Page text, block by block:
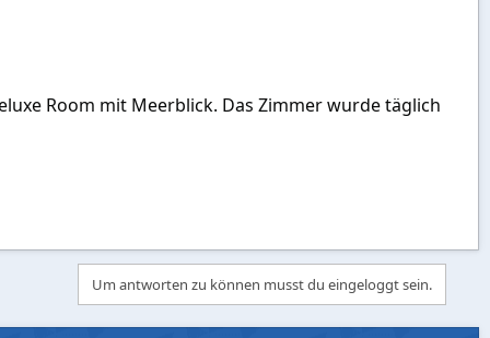
Room mit Meerblick. Das Zimmer wurde täglich
Um antworten zu können musst du eingeloggt sein.